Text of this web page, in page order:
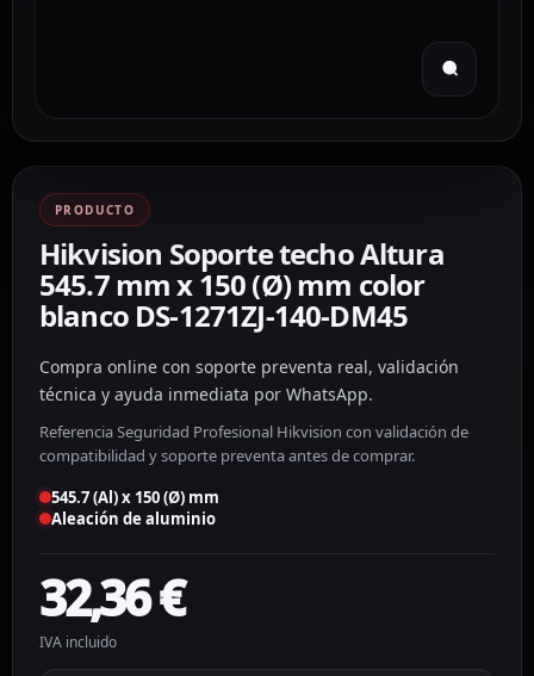
PRODUCTO
Hikvision Soporte techo Altura
545.7 mm x 150 (Ø) mm color
blanco DS-1271ZJ-140-DM45
Compra online con soporte preventa real, validación
técnica y ayuda inmediata por WhatsApp.
Referencia Seguridad Profesional Hikvision con validación de
compatibilidad y soporte preventa antes de comprar.
545.7 (Al) x 150 (Ø) mm
Aleación de aluminio
32,36€
IVA incluido